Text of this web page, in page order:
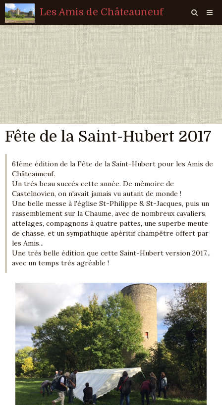
Les Amis de Châteauneuf
Page d'accueil
Livre d'or
Agenda
Quiz
Vidéos
Album
Contact
Sondages
‹ ›
Fête de la Saint-Hubert 2017
61ème édition de la Fête de la Saint-Hubert pour les Amis de
Châteauneuf.
Un très beau succès cette année. De mémoire de
Castelnovien, on n'avait jamais vu autant de monde !
Une belle messe à l'église St-Philippe & St-Jacques, puis un
rassemblement sur la Chaume, avec de nombreux cavaliers,
attelages, compagnons à quatre pattes, une superbe meute
de chasse, et un sympathique apéritif champêtre offert par
les Amis...
Une très belle édition que cette Saint-Hubert version 2017...
avec un temps très agréable !